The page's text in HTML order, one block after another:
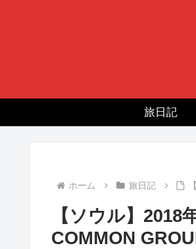
旅日記
ホーム 旅日記
【ソウル】
COMMON